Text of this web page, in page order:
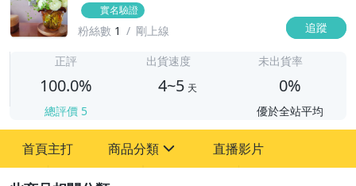
實名驗證
粉絲數 1 剛上線 追蹤
正評
100.0%
總評價 5
出貨速度
4~5 天
未出貨率
0%
優於全站平均
首頁主打 商品分類 直播影片